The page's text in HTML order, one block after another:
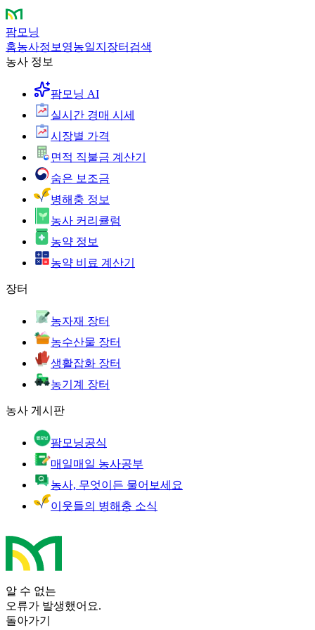
팜모닝
홈농사정보 영농일지 장터 검색
농사 정보
팜모닝 AI
실시간 경매 시세
시장별 가격
면적 직불금 계산기
숨은 보조금
병해충 정보
농사 커리큘럼
농약 정보
농약 비료 계산기
장터
농자재 장터
농수산물 장터
생활잡화 장터
농기계 장터
농사 게시판
팜모닝공식
매일매일 농사공부
농사, 무엇이든 물어보세요
이웃들의 병해충 소식
알 수 없는
오류가 발생했어요.
돌아가기